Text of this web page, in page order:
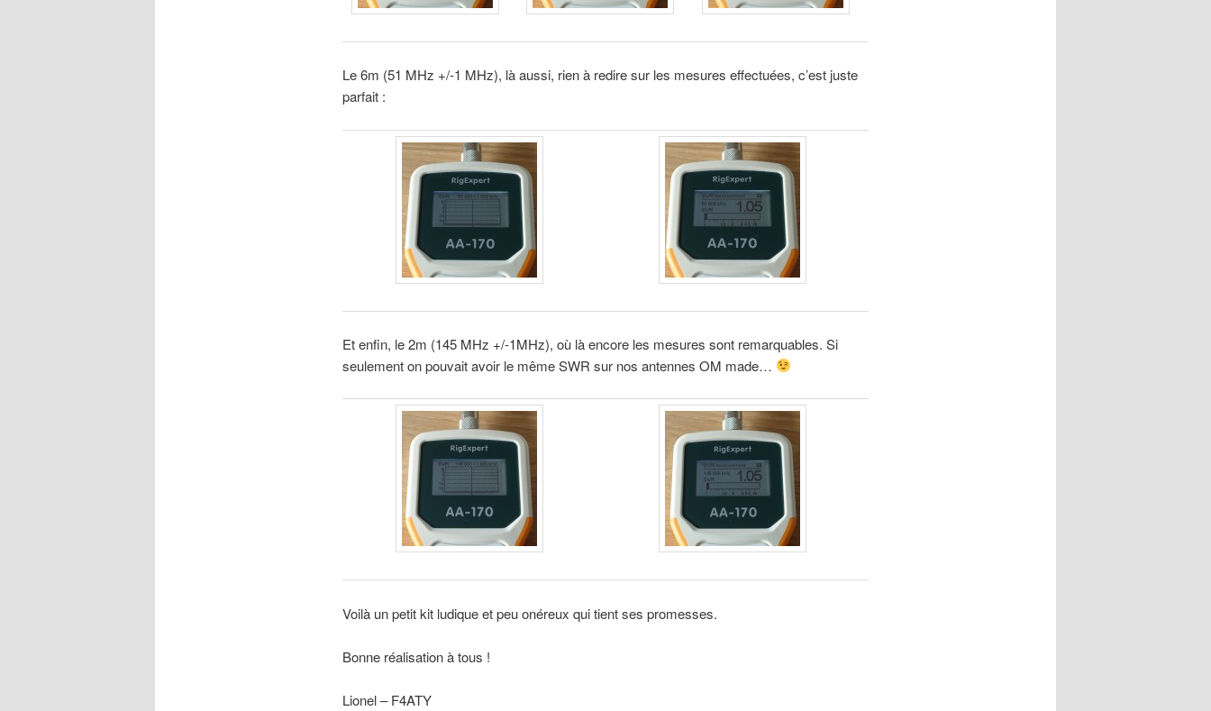
Le 6m (51 MHz +/-1 MHz), là aussi, rien à redire sur les mesures effectuées, c’est juste
parfait :
Et enfin, le 2m (145 MHz +/-1MHz), où là encore les mesures sont remarquables. Si
seulement on pouvait avoir le même SWR sur nos antennes OM made…
Voilà un petit kit ludique et peu onéreux qui tient ses promesses.
Bonne réalisation à tous !
Lionel – F4ATY